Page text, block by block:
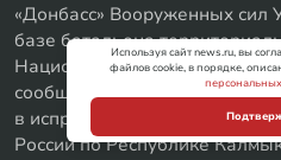
«Донбасс» Вооруженных сил
базе батальона
Национальной гвардии
сообщество «Ахлю ас-Сунна
в исправительном
России по Республике
Используя сайт news.ru, вы
файлов cookie, в порядке,